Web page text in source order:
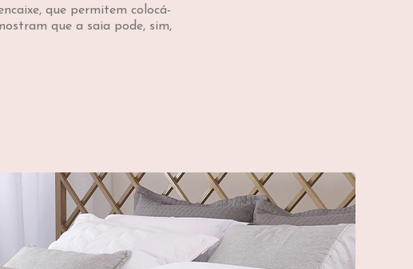
que permitem colocá-
que a saia pode, sim,